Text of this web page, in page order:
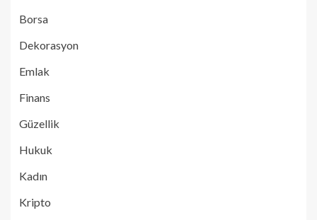
Borsa
Dekorasyon
Emlak
Finans
Güzellik
Hukuk
Kadın
Kripto